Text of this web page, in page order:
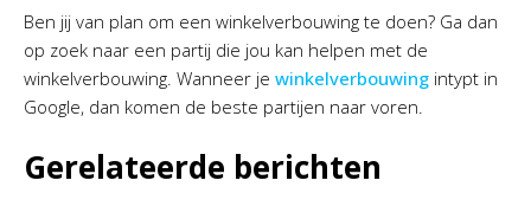
Ben jij van plan om een winkelverbouwing te doen? Ga dan
op zoek naar een partij die jou kan helpen met de
winkelverbouwing. Wanneer je winkelverbouwing intypt in
Google, dan komen de beste partijen naar voren.
Gerelateerde berichten